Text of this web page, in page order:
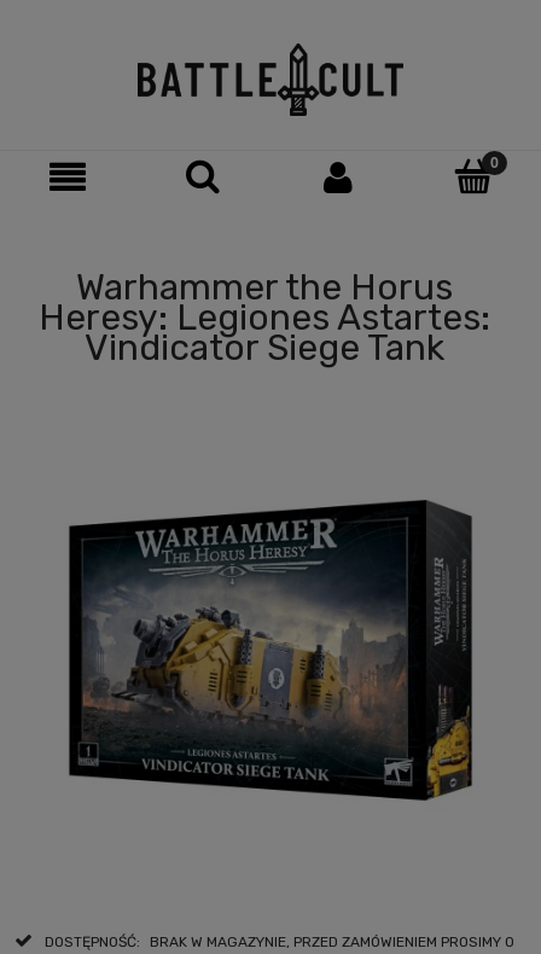
Warhammer the Horus
Heresy: Legiones Astartes:
Vindicator Siege Tank
DOSTĘPNOŚĆ:
BRAK W MAGAZYNIE, PRZED ZAMÓWIENIEM PROSIMY O